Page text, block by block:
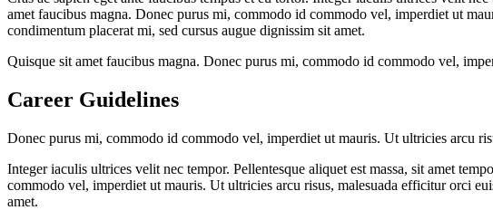
amet faucibus magna. Donec purus mi, commodo id commodo vel, imperdiet ut
condimentum placerat mi, sed cursus augue dignissim sit amet.
Quisque sit amet faucibus magna. Donec purus mi, commodo id commodo vel,
Career Guidelines
Donec purus mi, commodo id commodo vel, imperdiet ut mauris. Ut ultricies arcu
Integer iaculis ultrices velit nec tempor. Pellentesque aliquet est massa, sit amet
commodo vel, imperdiet ut mauris. Ut ultricies arcu risus, malesuada efficitur orci
amet.